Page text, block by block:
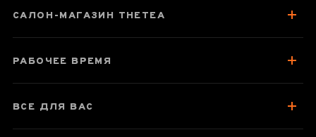
Паспорт товара
Отзывы чаеманов
САЛОН-МАГАЗИН THETEA
РАБОЧЕЕ ВРЕМЯ
ВСЕ ДЛЯ ВАС